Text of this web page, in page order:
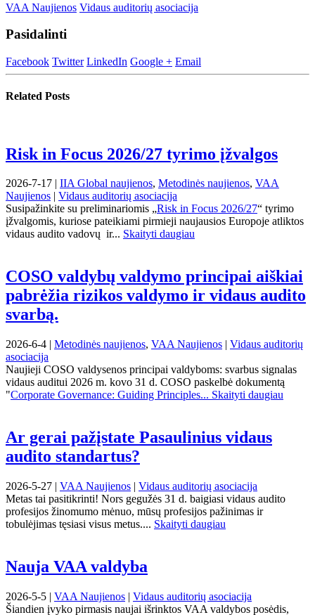
VAA Naujienos Vidaus auditorių asociacija
Pasidalinti
Facebook Twitter LinkedIn Google + Email
Related Posts
Risk in Focus 2026/27 tyrimo įžvalgos
2026-7-17 | IIA Global naujienos, Metodinės naujienos, VAA
Naujienos | Vidaus auditorių asociacija
Susipažinkite su preliminariomis „Risk in Focus 2026/27“ tyrimo
įžvalgomis, kuriose pateikiami pirmieji naujausios Europoje atliktos
vidaus audito vadovų ir... Skaityti daugiau
COSO valdybų valdymo principai aiškiai
pabrėžia rizikos valdymo ir vidaus audito
svarbą.
2026-6-4 | Metodinės naujienos, VAA Naujienos | Vidaus auditorių
asociacija
Naujieji COSO valdysenos principai valdyboms: svarbus signalas
vidaus auditui 2026 m. kovo 31 d. COSO paskelbė dokumentą
"Corporate Governance: Guiding Principles... Skaityti daugiau
Ar gerai pažįstate Pasaulinius vidaus
audito standartus?
2026-5-27 | VAA Naujienos | Vidaus auditorių asociacija
Metas tai pasitikrinti! Nors gegužės 31 d. baigiasi vidaus audito
profesijos žinomumo mėnuo, mūsų profesijos pažinimas ir
tobulėjimas tęsiasi visus metus.... Skaityti daugiau
Nauja VAA valdyba
2026-5-5 | VAA Naujienos | Vidaus auditorių asociacija
Šiandien įvyko pirmasis naujai išrinktos VAA valdybos posėdis,